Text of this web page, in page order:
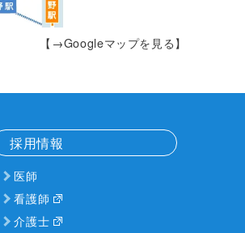
【→Googleマップを見る】
採用情報
医師
看護師
介護士